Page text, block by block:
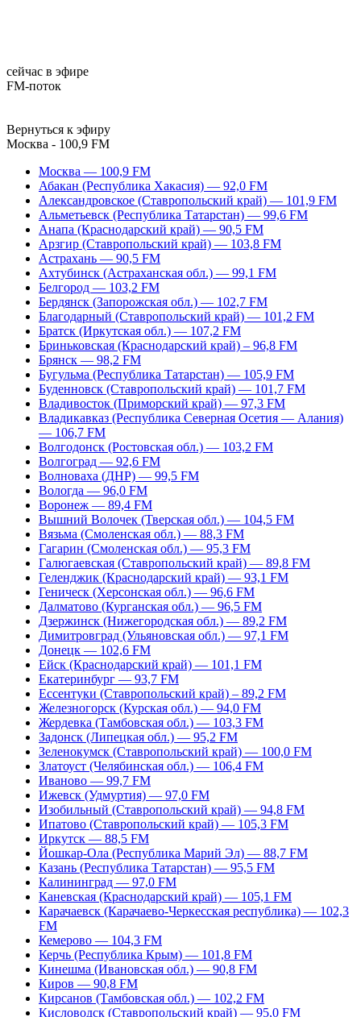
сейчас в эфире
FM-поток
Вернуться к эфиру
Москва - 100,9 FM
Москва — 100,9 FM
Абакан (Республика Хакасия) — 92,0 FM
Александровское (Ставропольский край) — 101,9 FM
Альметьевск (Республика Татарстан) — 99,6 FM
Анапа (Краснодарский край) — 90,5 FM
Арзгир (Ставропольский край) — 103,8 FM
Астрахань — 90,5 FM
Ахтубинск (Астраханская обл.) — 99,1 FM
Белгород — 103,2 FM
Бердянск (Запорожская обл.) — 102,7 FM
Благодарный (Ставропольский край) — 101,2 FM
Братск (Иркутская обл.) — 107,2 FM
Бриньковская (Краснодарский край) – 96,8 FM
Брянск — 98,2 FM
Бугульма (Республика Татарстан) — 105,9 FM
Буденновск (Ставропольский край) — 101,7 FM
Владивосток (Приморский край) — 97,3 FM
Владикавказ (Республика Северная Осетия — Алания)
— 106,7 FM
Волгодонск (Ростовская обл.) — 103,2 FM
Волгоград — 92,6 FM
Волноваха (ДНР) — 99,5 FM
Вологда — 96,0 FM
Воронеж — 89,4 FM
Вышний Волочек (Тверская обл.) — 104,5 FM
Вязьма (Смоленская обл.) — 88,3 FM
Гагарин (Смоленская обл.) — 95,3 FM
Галюгаевская (Ставропольский край) — 89,8 FM
Геленджик (Краснодарский край) — 93,1 FM
Геническ (Херсонская обл.) — 96,6 FM
Далматово (Курганская обл.) — 96,5 FM
Дзержинск (Нижегородская обл.) — 89,2 FM
Димитровград (Ульяновская обл.) — 97,1 FM
Донецк — 102,6 FM
Ейск (Краснодарский край) — 101,1 FM
Екатеринбург — 93,7 FM
Ессентуки (Ставропольский край) – 89,2 FM
Железногорск (Курская обл.) — 94,0 FM
Жердевка (Тамбовская обл.) — 103,3 FM
Задонск (Липецкая обл.) — 95,2 FM
Зеленокумск (Ставропольский край) — 100,0 FM
Златоуст (Челябинская обл.) — 106,4 FM
Иваново — 99,7 FM
Ижевск (Удмуртия) — 97,0 FM
Изобильный (Ставропольский край) — 94,8 FM
Ипатово (Ставропольский край) — 105,3 FM
Иркутск — 88,5 FM
Йошкар-Ола (Республика Марий Эл) — 88,7 FM
Казань (Республика Татарстан) — 95,5 FM
Калининград — 97,0 FM
Каневская (Краснодарский край) — 105,1 FM
Карачаевск (Карачаево-Черкесская республика) — 102,3
FM
Кемерово — 104,3 FM
Керчь (Республика Крым) — 101,8 FM
Кинешма (Ивановская обл.) — 90,8 FM
Киров — 90,8 FM
Кирсанов (Тамбовская обл.) — 102,2 FM
Кисловодск (Ставропольский край) — 95,0 FM